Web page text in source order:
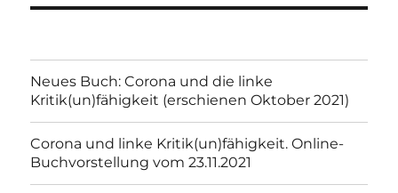
Neues Buch: Corona und die linke
Kritik(un)fähigkeit (erschienen Oktober 2021)
Corona und linke Kritik(un)fähigkeit. Online-
Buchvorstellung vom 23.11.2021